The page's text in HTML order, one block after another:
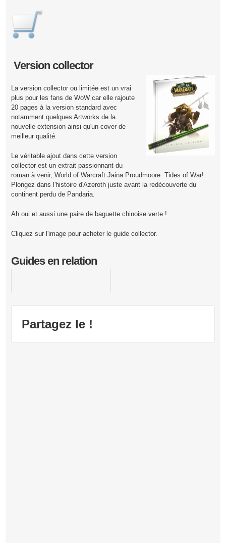
Version collector
La version collector ou limitée est un vrai
plus pour les fans de WoW car elle rajoute
20 pages à la version standard avec
notamment quelques Artworks de la
nouvelle extension ainsi qu'un cover de
meilleur qualité.
Le véritable ajout dans cette version
collector est un extrait passionnant du
roman à venir, World of Warcraft Jaina Proudmoore: Tides of War!
Plongez dans l'histoire d'Azeroth juste avant la redécouverte du
continent perdu de Pandaria.
Ah oui et aussi une paire de baguette chinoise verte !
Cliquez sur l'image pour acheter le guide collector.
Guides en relation
Partagez le !